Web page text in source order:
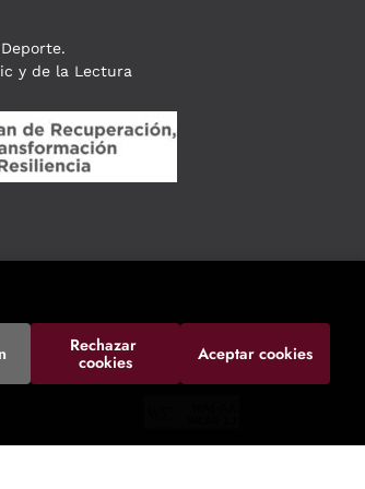
y de la Lectura
Rechazar
cookies
Aceptar cookies